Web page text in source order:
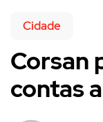
Cidade
Corsan
contas